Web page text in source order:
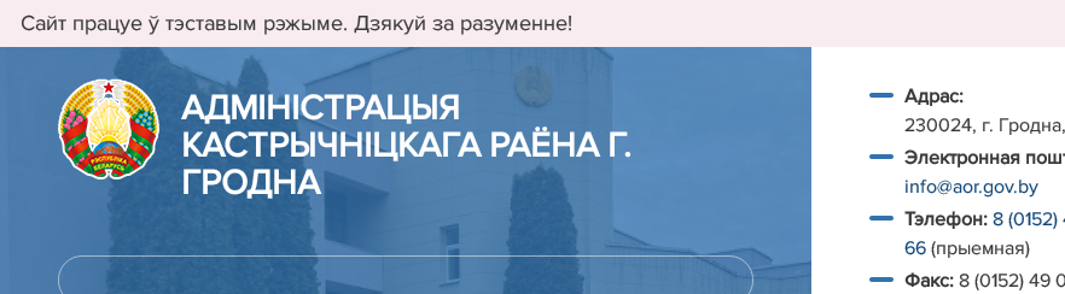
Сайт працуе ў тэставым рэжыме. Дзякуй за разуменне!
АДМIНIСТРАЦЫЯ
КАСТРЫЧНIЦКАГА РАЁНА Г.
ГРОДНА
Адрас:
230024, г.
Электронная
info@aor.gov.by
Тэлефон: 8
66 (прыемная)
Факс: 8 (0152) 49